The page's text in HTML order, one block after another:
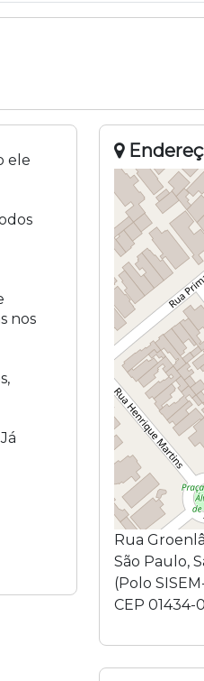
ele
nos
Rua
São Paulo,
(Polo
CEP 01434-